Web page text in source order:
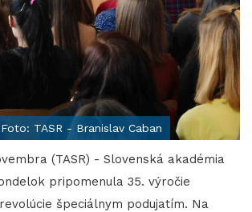
TASR - Branislav Caban
(TASR) - Slovenská akadémia
pripomenula 35. výročie
špeciálnym podujatím. Na